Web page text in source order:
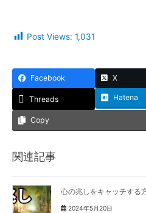
Post Views: 1,031
Facebook X
Threads Hatena
Copy
関連記事
心の兆しをキャッチする
2024年5月20日